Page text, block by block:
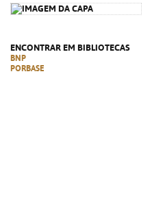
ENCONTRAR EM BIBLIOTECAS
BNP
PORBASE